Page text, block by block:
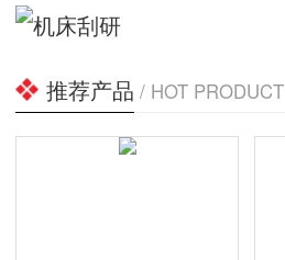
推荐产品 / HOT PRODUCT